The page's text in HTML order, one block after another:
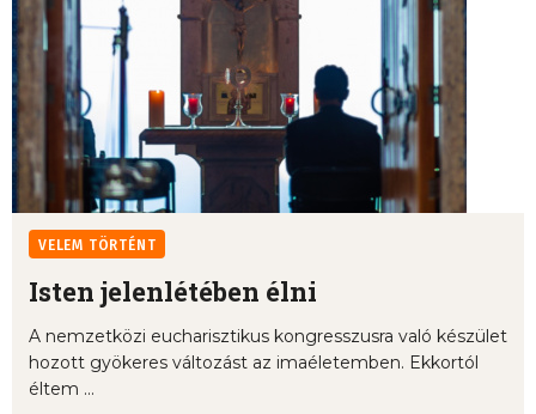
VELEM TÖRTÉNT
Isten jelenlétében élni
A nemzetközi eucharisztikus kongresszusra való készület
hozott gyökeres változást az imaéletemben. Ekkortól
éltem ...